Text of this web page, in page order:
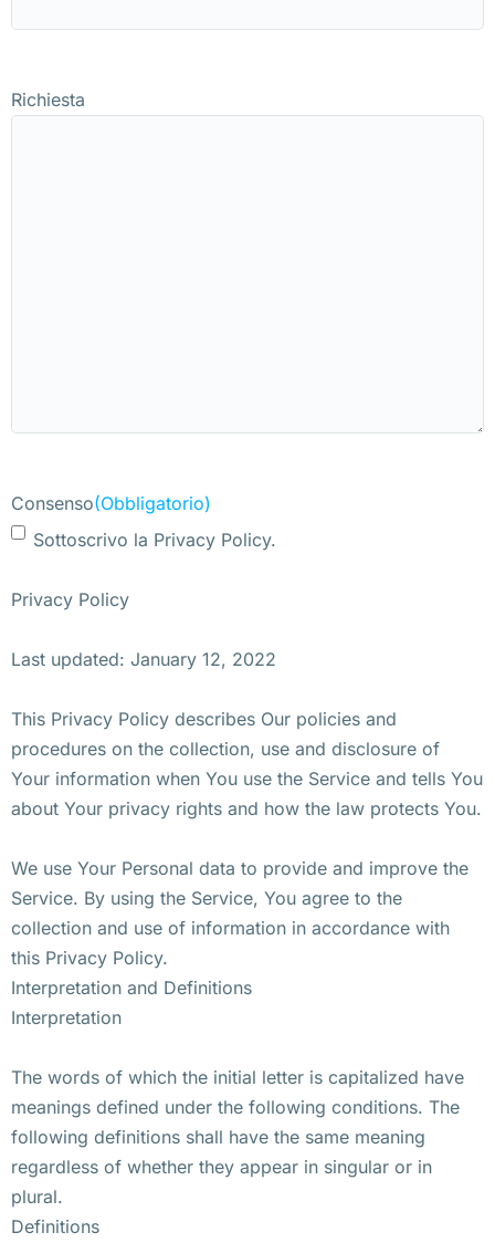
Richiesta
Consenso(Obbligatorio)
Sottoscrivo la Privacy Policy.
Privacy Policy
Last updated: January 12, 2022
This Privacy Policy describes Our policies and
procedures on the collection, use and disclosure of
Your information when You use the Service and tells You
about Your privacy rights and how the law protects You.
We use Your Personal data to provide and improve the
Service. By using the Service, You agree to the
collection and use of information in accordance with
this Privacy Policy.
Interpretation and Definitions
Interpretation
The words of which the initial letter is capitalized have
meanings defined under the following conditions. The
following definitions shall have the same meaning
regardless of whether they appear in singular or in
plural.
Definitions